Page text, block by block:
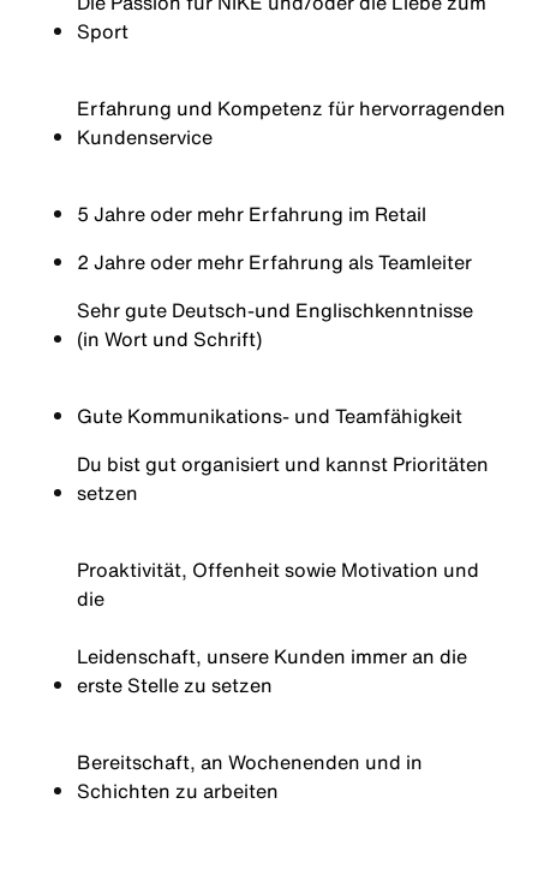
Sport
Erfahrung und Kompetenz für hervorragenden
Kundenservice
5 Jahre oder mehr Erfahrung im Retail
2 Jahre oder mehr Erfahrung als Teamleiter
Sehr gute Deutsch-und Englischkenntnisse
(in Wort und Schrift)
Gute Kommunikations- und Teamfähigkeit
Du bist gut organisiert und kannst Prioritäten
setzen
Proaktivität, Offenheit sowie Motivation und
die
Leidenschaft, unsere Kunden immer an die
erste Stelle zu setzen
Bereitschaft, an Wochenenden und in
Schichten zu arbeiten